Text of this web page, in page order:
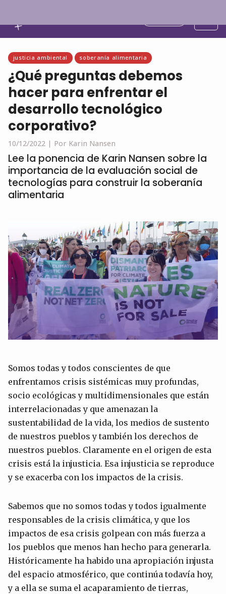
justicia ambiental soberanía alimentaria
¿Qué preguntas debemos
hacer para enfrentar el
desarrollo tecnológico
corporativo?
10/12/2022 | Por Karin Nansen
Lee la ponencia de Karin Nansen sobre la
importancia de la evaluación social de
tecnologías para construir la soberanía
alimentaria
Somos todas y todos conscientes de que
enfrentamos crisis sistémicas muy profundas,
socio ecológicas y multidimensionales que están
interrelacionadas y que amenazan la
sustentabilidad de la vida, los medios de sustento
de nuestros pueblos y también los derechos de
nuestros pueblos. Claramente en el origen de esta
crisis está la injusticia. Esa injusticia se reproduce
y se exacerba con los impactos de la crisis.
Sabemos que no somos todas y todos igualmente
responsables de la crisis climática, y que los
impactos de esa crisis golpean con más fuerza a
los pueblos que menos han hecho para generarla.
Históricamente ha habido una apropiación injusta
del espacio atmosférico, que continúa todavía hoy,
y a ella se suma el acaparamiento de tierras,